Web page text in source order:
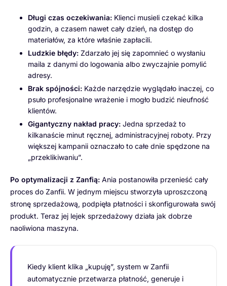
Długi czas oczekiwania: Klienci musieli czekać kilka
godzin, a czasem nawet cały dzień, na dostęp do
materiałów, za które właśnie zapłacili.
Ludzkie błędy: Zdarzało jej się zapomnieć o wysłaniu
maila z danymi do logowania albo zwyczajnie pomylić
adresy.
Brak spójności: Każde narzędzie wyglądało inaczej, co
psuło profesjonalne wrażenie i mogło budzić nieufność
klientów.
Gigantyczny nakład pracy: Jedna sprzedaż to
kilkanaście minut ręcznej, administracyjnej roboty. Przy
większej kampanii oznaczało to całe dnie spędzone na
„przeklikiwaniu”.
Po optymalizacji z Zanfią: Ania postanowiła przenieść cały
proces do Zanfii. W jednym miejscu stworzyła uproszczoną
stronę sprzedażową, podpięła płatności i skonfigurowała swój
produkt. Teraz jej lejek sprzedażowy działa jak dobrze
naoliwiona maszyna.
Kiedy klient klika „kupuję”, system w Zanfii
automatycznie przetwarza płatność, generuje i